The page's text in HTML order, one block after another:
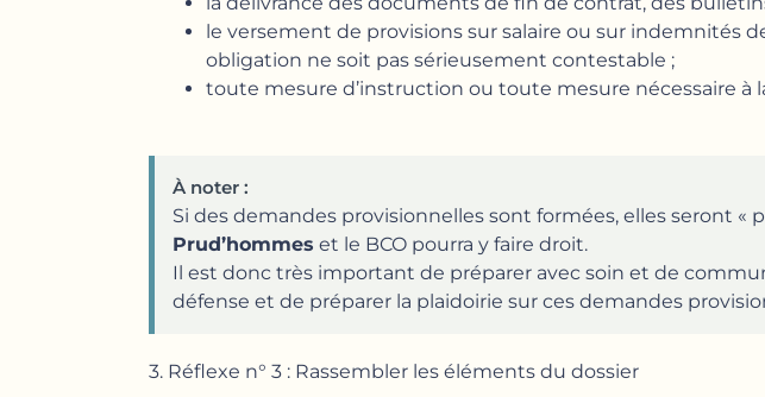
le versement de provisions sur salaire ou sur indemnités
obligation ne soit pas sérieusement contestable ;
toute mesure d’instruction ou toute mesure nécessaire à
À noter :
Si des demandes provisionnelles sont formées, elles seront «
Prud’hommes et le BCO pourra y faire droit.
Il est donc très important de préparer avec soin et de
défense et de préparer la plaidoirie sur ces demandes
3. Réflexe n° 3 : Rassembler les éléments du dossier